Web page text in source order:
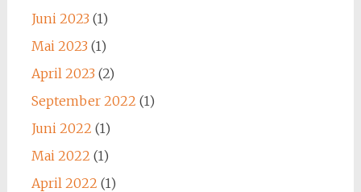
Juni 2023 (1)
Mai 2023 (1)
April 2023 (2)
September 2022 (1)
Juni 2022 (1)
Mai 2022 (1)
April 2022 (1)